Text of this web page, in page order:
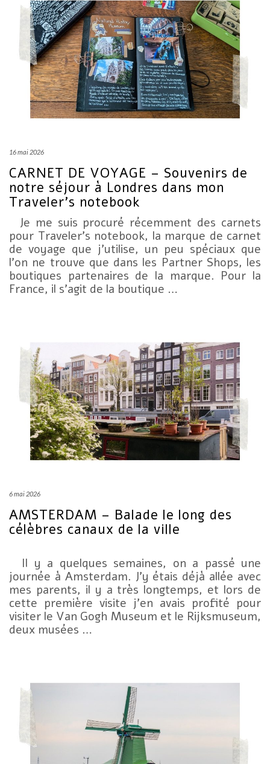
16 mai 2026
CARNET DE VOYAGE – Souvenirs de
notre séjour à Londres dans mon
Traveler’s notebook
Je me suis procuré récemment des carnets
pour Traveler’s notebook, la marque de carnet
de voyage que j’utilise, un peu spéciaux que
l’on ne trouve que dans les Partner Shops, les
boutiques partenaires de la marque. Pour la
France, il s’agit de la boutique …
6 mai 2026
AMSTERDAM – Balade le long des
célèbres canaux de la ville
Il y a quelques semaines, on a passé une
journée à Amsterdam. J’y étais déjà allée avec
mes parents, il y a très longtemps, et lors de
cette première visite j’en avais profité pour
visiter le Van Gogh Museum et le Rijksmuseum,
deux musées …